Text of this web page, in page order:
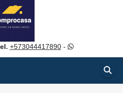
+573044417890-